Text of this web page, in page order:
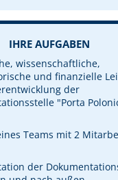
IHRE AUFGABEN
wissenschaftliche,
und finanzielle
der
"Porta
Teams mit 2
der